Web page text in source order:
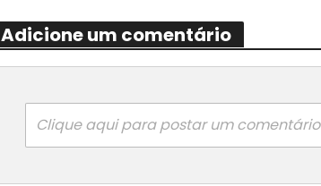
Adicione um comentário
Clique aqui para postar um comentário